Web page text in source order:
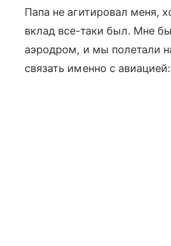
Папа не агитировал меня,
вклад все-таки был. Мне
аэродром, и мы полетали
связать именно с